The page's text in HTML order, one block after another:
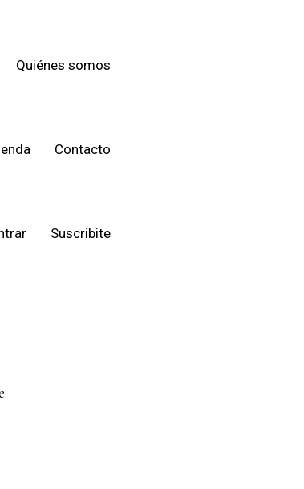
Quiénes somos
Contacto
Suscribite